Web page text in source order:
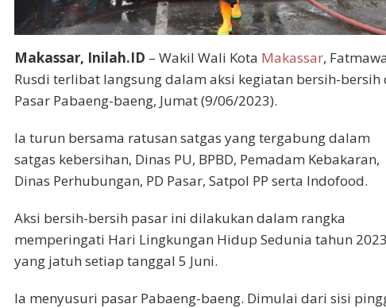
Makassar, Inilah.ID – Wakil Wali Kota Makassar,
Rusdi terlibat langsung dalam aksi kegiatan bersih-bersih
Pasar Pabaeng-baeng, Jumat (9/06/2023).
Ia turun bersama ratusan satgas yang tergabung dalam
satgas kebersihan, Dinas PU, BPBD, Pemadam Kebakaran,
Dinas Perhubungan, PD Pasar, Satpol PP serta Indofood.
Aksi bersih-bersih pasar ini dilakukan dalam rangka
memperingati Hari Lingkungan Hidup Sedunia tahun 2023
yang jatuh setiap tanggal 5 Juni.
Ia menyusuri pasar Pabaeng-baeng. Dimulai dari sisi